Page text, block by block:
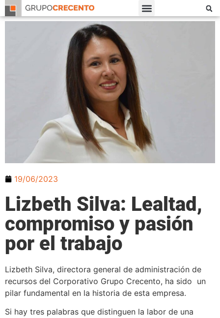
19/06/2023
Lizbeth Silva: Lealtad,
compromiso y pasión
por el trabajo
Lizbeth Silva, directora general de administración de
recursos del Corporativo Grupo Crecento, ha sido un
pilar fundamental en la historia de esta empresa.
Si hay tres palabras que distinguen la labor de una